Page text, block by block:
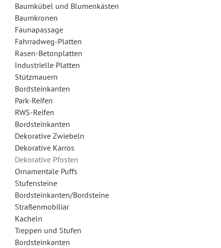
Baumkübel und Blumenkästen
Baumkronen
Faunapassage
Fahrradweg-Platten
Rasen-Betonplatten
Industrielle Platten
Stützmauern
Bordsteinkanten
Park-Reifen
RWS-Reifen
Bordsteinkanten
Dekorative Zwiebeln
Dekorative Karros
Dekorative Pfosten
Ornamentale Puffs
Stufensteine
Bordsteinkanten/Bordsteine
Straßenmobiliar
Kacheln
Treppen und Stufen
Bordsteinkanten